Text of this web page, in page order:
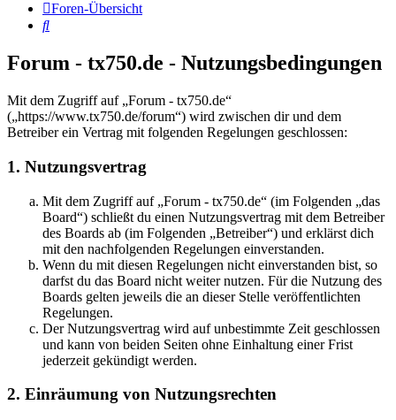
Foren-Übersicht
Suche
Forum - tx750.de - Nutzungsbedingungen
Mit dem Zugriff auf „Forum - tx750.de“
(„https://www.tx750.de/forum“) wird zwischen dir und dem
Betreiber ein Vertrag mit folgenden Regelungen geschlossen:
1. Nutzungsvertrag
Mit dem Zugriff auf „Forum - tx750.de“ (im Folgenden „das
Board“) schließt du einen Nutzungsvertrag mit dem Betreiber
des Boards ab (im Folgenden „Betreiber“) und erklärst dich
mit den nachfolgenden Regelungen einverstanden.
Wenn du mit diesen Regelungen nicht einverstanden bist, so
darfst du das Board nicht weiter nutzen. Für die Nutzung des
Boards gelten jeweils die an dieser Stelle veröffentlichten
Regelungen.
Der Nutzungsvertrag wird auf unbestimmte Zeit geschlossen
und kann von beiden Seiten ohne Einhaltung einer Frist
jederzeit gekündigt werden.
2. Einräumung von Nutzungsrechten